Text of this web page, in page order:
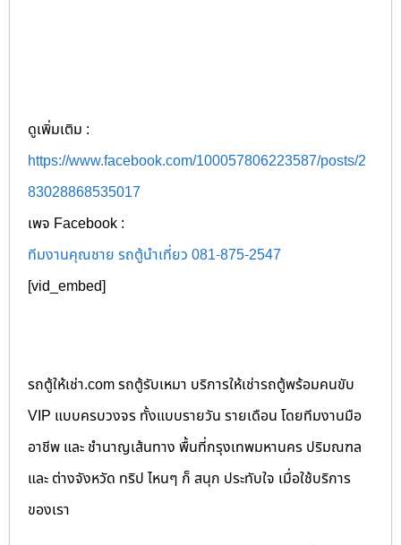
ดูเพิ่มเติม :
https://www.facebook.com/100057806223587/posts/2
83028868535017
เพจ Facebook :
ทีมงานคุณชาย รถตู้นำเที่ยว 081-875-2547
[vid_embed]
รถตู้ให้เช่า.com รถตู้รับเหมา บริการให้เช่ารถตู้พร้อมคนขับ
VIP แบบครบวงจร ทั้งแบบรายวัน รายเดือน โดยทีมงานมือ
อาชีพ และ ชำนาญเส้นทาง พื้นที่กรุงเทพมหานคร ปริมณฑล
และ ต่างจังหวัด ทริป ไหนๆ ก็ สนุก ประทับใจ เมื่อใช้บริการ
ของเรา